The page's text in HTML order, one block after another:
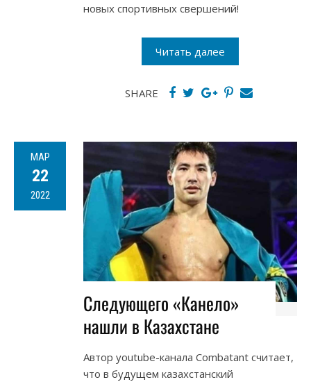
новых спортивных свершений!
Читать далее
SHARE
МАР
22
2022
Следующего «Канело»
нашли в Казахстане
Автор youtube-канала Combatant считает,
что в будущем казахстанский